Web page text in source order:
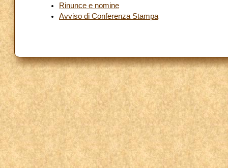
Rinunce e nomine
Avviso di Conferenza Stampa